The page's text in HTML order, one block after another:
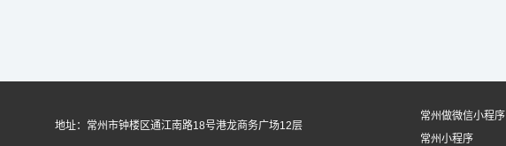
地址：常州市钟楼区通江南路18号港龙商务广场12层
常州做微信小程序
常州小程序